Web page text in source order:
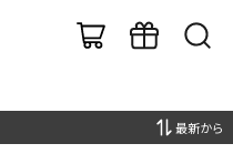
最新から